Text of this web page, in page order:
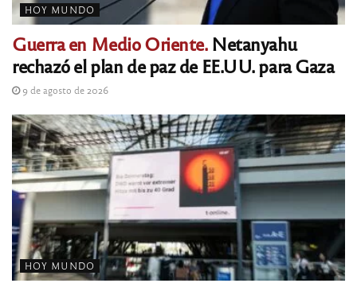
HOY MUNDO
Guerra en Medio Oriente.Netanyahu
rechazó el plan de paz de EE.UU. para Gaza
9 de agosto de 2026
HOY MUNDO